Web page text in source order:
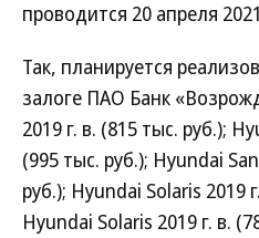
проводится 20 апреля
Так, планируется
залоге ПАО Банк
2019 г. в. (815 тыс. руб.);
(995 тыс. руб.); Hyundai
руб.); Hyundai Solaris 2019
Hyundai Solaris 2019 г. в.